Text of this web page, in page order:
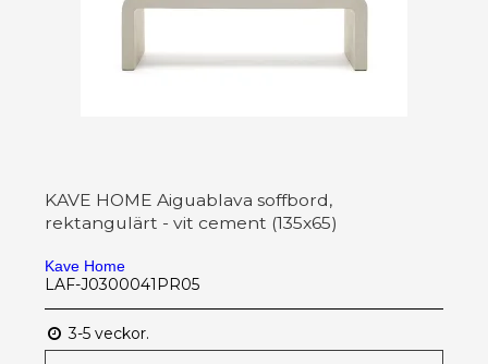
KAVE HOME Aiguablava soffbord,
rektangulärt - vit cement (135x65)
Kave Home
LAF-J0300041PR05
3-5 veckor.